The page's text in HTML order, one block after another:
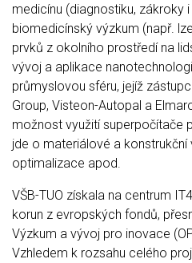
medicínu (diagnostiku, zákroky
biomedicínský výzkum (např.
prvků z okolního prostředí na
vývoj a aplikace
průmyslovou sféru, jejíž
Group, Visteon-Autopal a
možnost využití superpočítače
jde o materiálové a
optimalizace apod.
VŠB-TUO získala na centrum
korun z evropských fondů,
Výzkum a vývoj pro inovace
Vzhledem k rozsahu celého